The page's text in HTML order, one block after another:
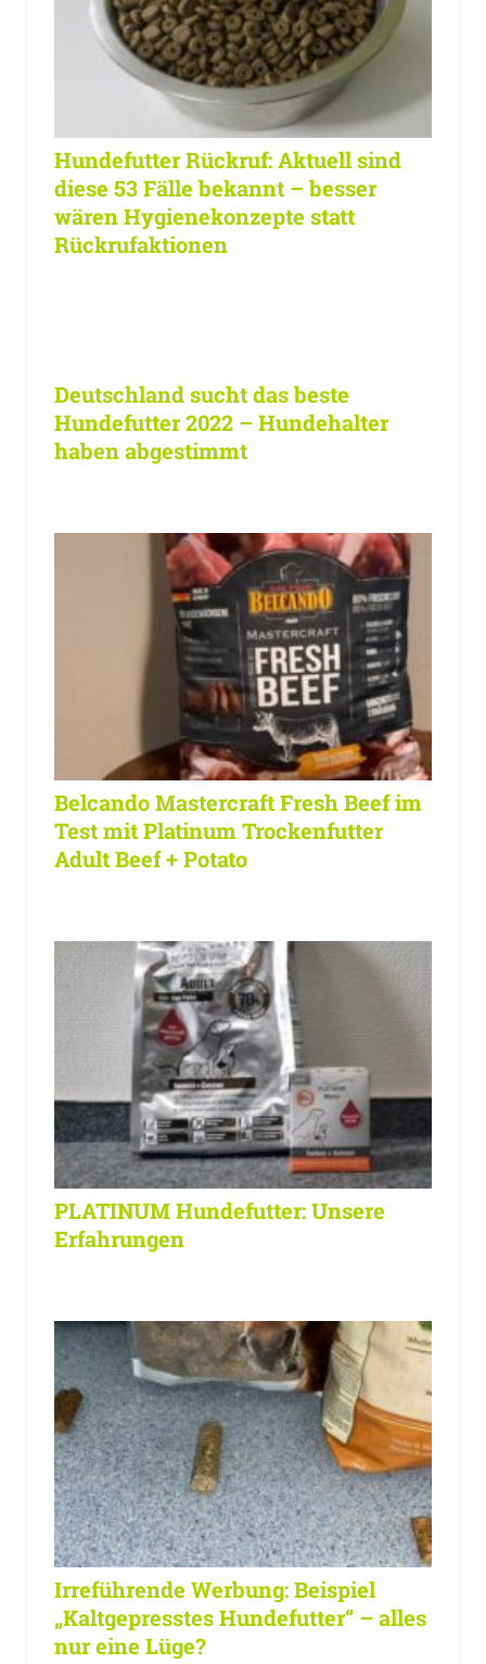
Hundefutter Rückruf: Aktuell sind
diese 53 Fälle bekannt – besser
wären Hygienekonzepte statt
Rückrufaktionen
Deutschland sucht das beste
Hundefutter 2022 – Hundehalter
haben abgestimmt
Belcando Mastercraft Fresh Beef im
Test mit Platinum Trockenfutter
Adult Beef + Potato
PLATINUM Hundefutter: Unsere
Erfahrungen
Irreführende Werbung: Beispiel
„Kaltgepresstes Hundefutter“ – alles
nur eine Lüge?